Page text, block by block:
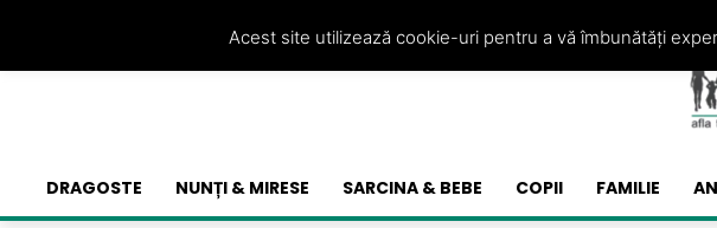
DRAGOSTE NUNȚI & MIRESE SARCINA & BEBE COPII FAMILIE
Acest site utilizează cookie-uri pentru a vă îmbunătăți